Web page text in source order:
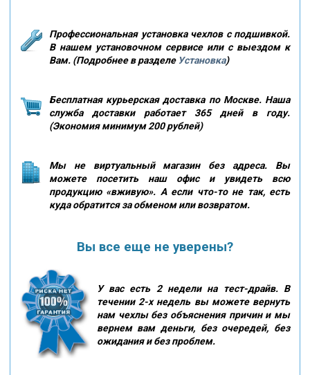
Профессиональная установка чехлов с подшивкой.
В нашем установочном сервисе или с выездом к
Вам. (Подробнее в разделе Установка)
Бесплатная курьерская доставка по Москве. Наша
служба доставки работает 365 дней в году.
(Экономия минимум 200 рублей)
Мы не виртуальный магазин без адреса. Вы
можете посетить наш офис и увидеть всю
продукцию «вживую». А если что-то не так, есть
куда обратится за обменом или возвратом.
Вы все еще не уверены?
У вас есть 2 недели на тест-драйв. В
течении 2-х недель вы можете вернуть
нам чехлы без объяснения причин и мы
вернем вам деньги, без очередей, без
ожидания и без проблем.